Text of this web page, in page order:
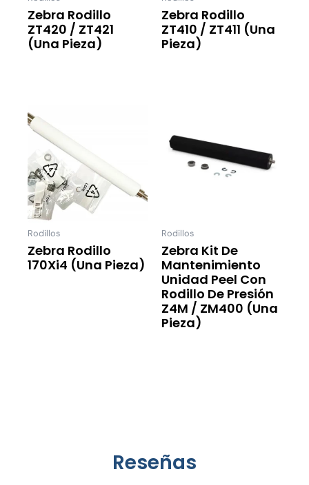
Zebra Rodillo
ZT420 / ZT421
(una Pieza)
Zebra Rodillo
ZT410 / ZT411 (una
Pieza)
Rodillos
Zebra Rodillo
170Xi4 (una Pieza)
Rodillos
Zebra Kit De
Mantenimiento
Unidad Peel Con
Rodillo De Presión
Z4M / ZM400 (una
Pieza)
Reseñas